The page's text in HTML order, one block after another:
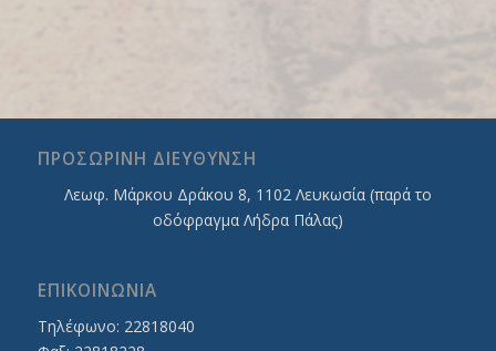
ΠΡΟΣΩΡΙΝΗ ΔΙΕΥΘΥΝΣΗ
Λεωφ. Mάρκου Δράκου 8, 1102 Λευκωσία (παρά το
οδόφραγμα Λήδρα Πάλας)
ΕΠΙΚΟΙΝΩΝΙΑ
Τηλέφωνο: 22818040